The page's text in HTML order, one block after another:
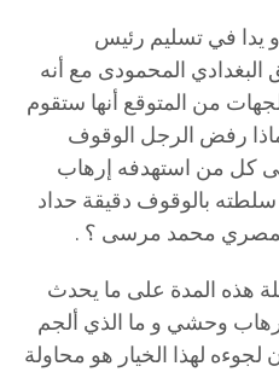
و يدا في تسليم رئيس
البغدادي المحمودى مع أنه
من المتوقع أنها ستقوم
رفض الرجل الوقوف
كل من استهدفه إرهاب
بالوقوف دقيقة حداد
محمد مرسى ؟ .
هذه المدة على ما يحدث
وحشي و ما الذي ألجم
لهذا الخيار هو محاولة